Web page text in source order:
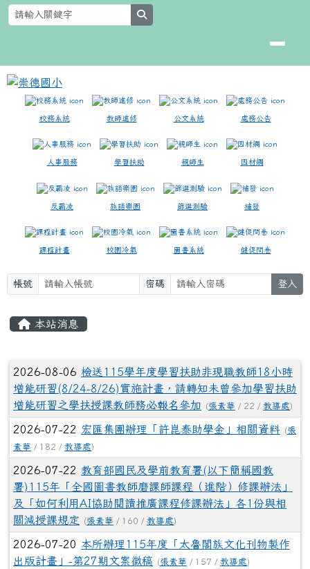
跳至主內容區
崇德國小
校務系統 教師進修 公文系統 處務公告
人事服務 學習扶助 親師生 因材網
反霸凌 族語樂園 篩選測驗 補發
課程計畫 校園冷氣 圖書系統 健促問卷
帳號 密碼 登入
本站消息
文章列表
2026-08-06 檢送115學年度學習扶助非現職教師18小時
增能研習(8/24-8/26)實施計畫，請轉知未曾參加學習扶助
增能研習之學扶授課教師務必報名參加
(張素華 / 22 / 教導處)
2026-07-22 宏匯集團辦理「許崑泰助學金」相關資料 (張
素華 / 182 / 教導處)
2026-07-22 教育部國民及學前教育署(以下簡稱國教
署)115年「全國圖書教師磨課師課程（進階）修課辦法」
及「如何利用AI協助閱讀推廣課程修課辦法」各1份與相
關減授課規定
(張素華 / 160 / 教導處)
2026-07-20 本所辦理115年度「太魯閣族文化刊物製作
出版計畫」-第27期文案徵稿
(張素華 / 157 / 教導處)